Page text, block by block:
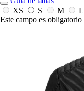
XS
S M L
Este campo es obligatorio